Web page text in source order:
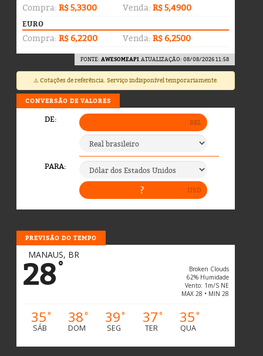
Compra: R$ 5,3300 Venda: R$ 5,4900
EURO
Compra: R$ 6,2200 Venda: R$ 6,2500
FONTE: AWESOMEAPI. ATUALIZAÇÃO: 08/08/2026 11:58
⚠️ Cotações de referência. Serviço indisponível temporariamente.
CONVERSÃO DE VALORES
PREVISÃO DO TEMPO
MANAUS, BR
28°
Broken Clouds
62% Humidade
Vento: 1m/s NE
MAX 28 • MIN 28
35°
SÁB
38°
DOM
39°
SEG
37°
TER
35°
QUA